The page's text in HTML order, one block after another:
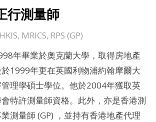
行測量師
MRICS, RPS (GP)
年畢業於奧克蘭大學，取得房地產
1999年更在英國利物浦約翰摩爾大
理學碩士學位。他於2004年獲取英
特許測量師資格。此外，亦是香港測
測量師 (GP) ，並持有香港地產代理